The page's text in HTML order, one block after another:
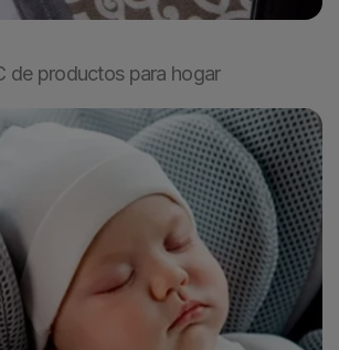
de productos para hogar